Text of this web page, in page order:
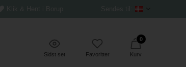
Sidst set Favoritter
0
Kurv